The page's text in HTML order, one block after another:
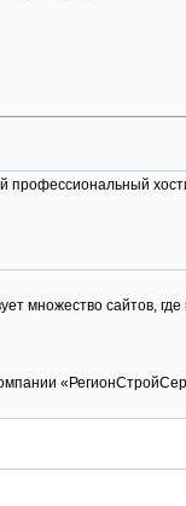
профессиональный
множество сайтов, где